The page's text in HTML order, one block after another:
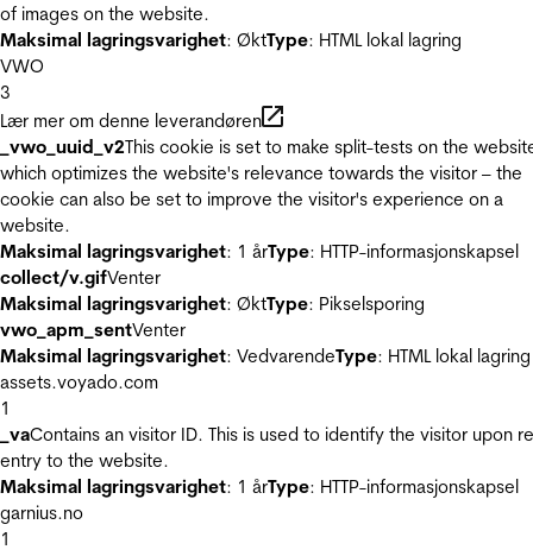
of images on the website.
Maksimal lagringsvarighet: ØktType: HTML lokal lagring
VWO
3
Lær mer om denne leverandøren
_vwo_uuid_v2This cookie is set to make split-tests on the
which optimizes the website's relevance towards the visitor – the
cookie can also be set to improve the visitor's experience on a
website.
Maksimal lagringsvarighet: 1 årType: HTTP-informasjonskapsel
collect/v.gifVenter
Maksimal lagringsvarighet: ØktType: Pikselsporing
vwo_apm_sentVenter
Maksimal lagringsvarighet: VedvarendeType: HTML lokal lagring
assets.voyado.com
1
_vaContains an visitor ID. This is used to identify the visitor upon
entry to the website.
Maksimal lagringsvarighet: 1 årType: HTTP-informasjonskapsel
garnius.no
1